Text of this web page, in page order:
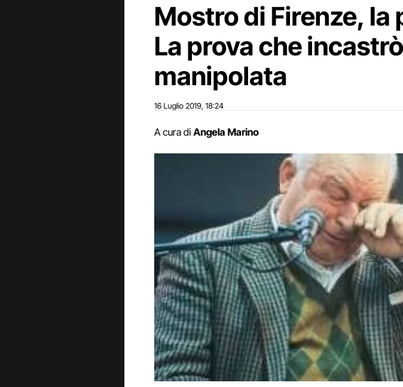
Mostro di Firenze, la
La prova che
manipolata
16 Luglio 2019 18:24
A cura di Angela Marino